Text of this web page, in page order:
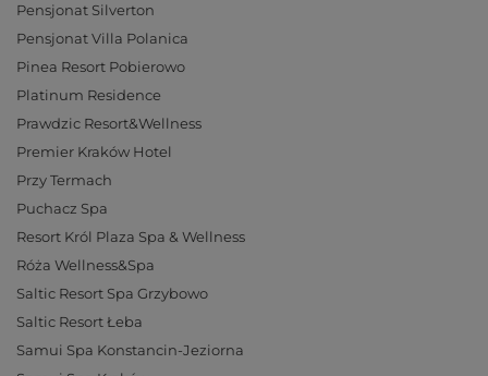
Pensjonat Silverton
Pensjonat Villa Polanica
Pinea Resort Pobierowo
Platinum Residence
Prawdzic Resort&Wellness
Premier Kraków Hotel
Przy Termach
Puchacz Spa
Resort Król Plaza Spa & Wellness
Róża Wellness&Spa
Saltic Resort Spa Grzybowo
Saltic Resort Łeba
Samui Spa Konstancin-Jeziorna